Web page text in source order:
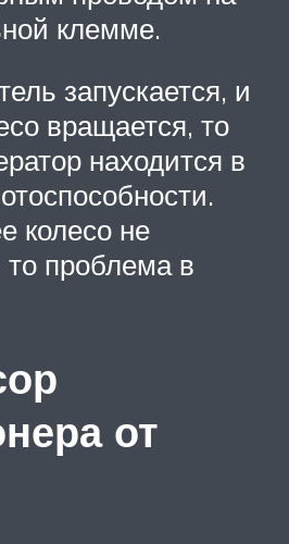
клемме.
запускается, и
вращается, то
находится в
колесо не
проблема в
от